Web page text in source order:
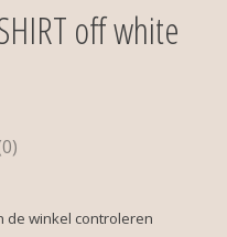
off white
dit product is
de winkel controleren